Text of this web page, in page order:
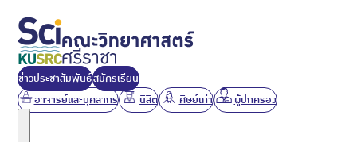
ข่าวประชาสัมพันธ์สมัครเรียน
อาจารย์และบุคลากร
นิสิต ศิษย์เก่า ผู้ปกครอง